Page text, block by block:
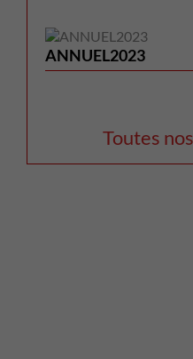
ANNUEL2023
Toutes